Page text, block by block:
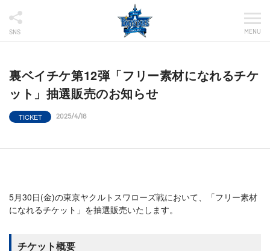
SNS MENU
裏ベイチケ第12弾「フリー素材になれるチケ
ット」抽選販売のお知らせ
TICKET 2025/4/18
5月30日(金)の東京ヤクルトスワローズ戦において、「フリー素材
になれるチケット」を抽選販売いたします。
チケット概要